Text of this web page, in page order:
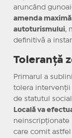
aruncând
amenda
autoturismului,
definitivă a
Toleranță
Primarul a
tolera intervenții
de statutul
Locală va
neinscripționate
care comit astfel